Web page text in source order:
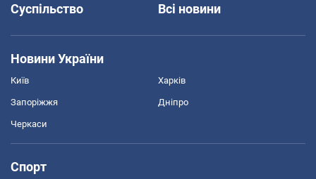
Суспільство
Всі новини
Новини України
Київ Харків
Запоріжжя Дніпро
Черкаси
Спорт